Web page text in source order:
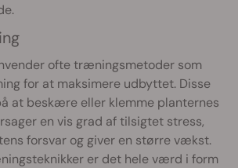
ofte træningsmetoder som
for at maksimere udbyttet. Disse
at beskære eller klemme planternes
en vis grad af tilsigtet stress,
forsvar og giver en større vækst.
er det hele værd i form